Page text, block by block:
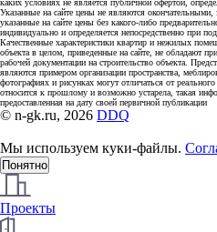
каких условиях не является публичной офертой,
Указанные на сайте цены не являются
указанные на сайте цены без какого-либо
индивидуально и определяется непосредственно при
Качественные характеристики квартир и нежилых
объекта в целом, приведенные на сайте, не обладают
рабочей документации на строительство объекта.
являются примером организации пространства,
фотографиях и рисунках могут отличаться от
относится к прошлому и возможно устарела, такая
предоставленная на дату своей первичной публикации
© n-gk.ru, 2026 DDQ
Мы используем куки-файлы.
Понятно
Проекты